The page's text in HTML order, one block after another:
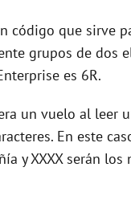
código que sirve
grupos de dos
es 6R.
un vuelo al leer
En este
y XXXX serán